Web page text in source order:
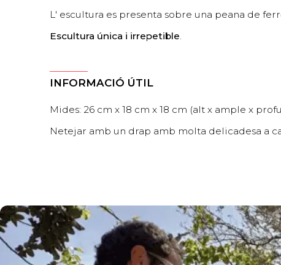
L' escultura es presenta sobre una peana de
Escultura única i irrepetible.
INFORMACIÓ ÚTIL
Mides: 26 cm x 18 cm x 18 cm (alt x ample x
Netejar amb un drap amb molta delicadesa a